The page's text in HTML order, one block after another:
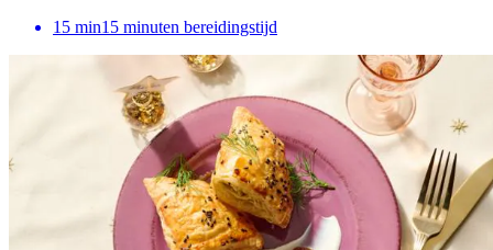
15 min15 minuten bereidingstijd